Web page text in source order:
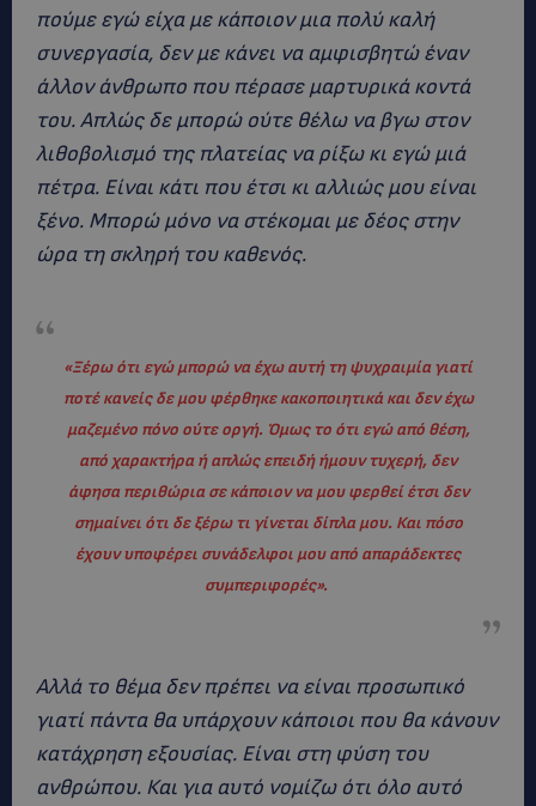
πούμε εγώ είχα με κάποιον μια πολύ καλή
συνεργασία, δεν με κάνει να αμφισβητώ έναν
άλλον άνθρωπο που πέρασε μαρτυρικά κοντά
του. Απλώς δε μπορώ ούτε θέλω να βγω στον
λιθοβολισμό της πλατείας να ρίξω κι εγώ μιά
πέτρα. Είναι κάτι που έτσι κι αλλιώς μου είναι
ξένο. Μπορώ μόνο να στέκομαι με δέος στην
ώρα τη σκληρή του καθενός.
«Ξέρω ότι εγώ μπορώ να έχω αυτή τη ψυχραιμία γιατί
ποτέ κανείς δε μου φέρθηκε κακοποιητικά και δεν έχω
μαζεμένο πόνο ούτε οργή. Όμως το ότι εγώ από θέση,
από χαρακτήρα ή απλώς επειδή ήμουν τυχερή, δεν
άφησα περιθώρια σε κάποιον να μου φερθεί έτσι δεν
σημαίνει ότι δε ξέρω τι γίνεται δίπλα μου. Και πόσο
έχουν υποφέρει συνάδελφοι μου από απαράδεκτες
συμπεριφορές».
Αλλά το θέμα δεν πρέπει να είναι προσωπικό
γιατί πάντα θα υπάρχουν κάποιοι που θα κάνουν
κατάχρηση εξουσίας. Είναι στη φύση του
ανθρώπου. Και για αυτό νομίζω ότι όλο αυτό